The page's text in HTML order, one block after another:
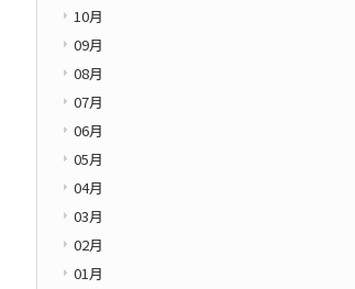
10月
09月
08月
07月
06月
05月
04月
03月
02月
01月